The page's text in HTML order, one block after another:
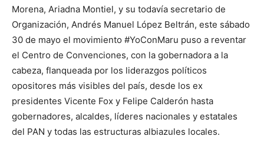
Morena, Ariadna Montiel, y su todavía secretario de
Organización, Andrés Manuel López Beltrán, este sábado
30 de mayo el movimiento #YoConMaru puso a reventar
el Centro de Convenciones, con la gobernadora a la
cabeza, flanqueada por los liderazgos políticos
opositores más visibles del país, desde los ex
presidentes Vicente Fox y Felipe Calderón hasta
gobernadores, alcaldes, líderes nacionales y estatales
del PAN y todas las estructuras albiazules locales.